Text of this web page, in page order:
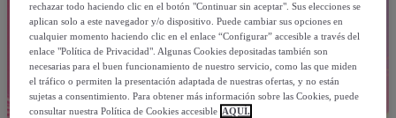
rechazar todo haciendo clic en el botón "Continuar sin aceptar". Sus elecciones se
aplican solo a este navegador y/o dispositivo. Puede cambiar sus opciones en
cualquier momento haciendo clic en el enlace “Configurar” accesible a través del
enlace "Política de Privacidad". Algunas Cookies depositadas también son
necesarias para el buen funcionamiento de nuestro servicio, como las que miden
el tráfico o permiten la presentación adaptada de nuestras ofertas, y no están
sujetas a consentimiento. Para obtener más información sobre las Cookies, puede
consultar nuestra Política de Cookies accesible AQUÍ.